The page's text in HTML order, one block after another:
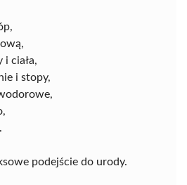
i ciała,
i stopy,
podejście do urody.